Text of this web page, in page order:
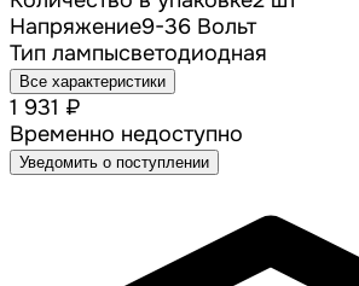
Напряжение9-36 Вольт
Тип лампыcветодиодная
Все характеристики
1 931 ₽
Временно недоступно
Уведомить о поступлении